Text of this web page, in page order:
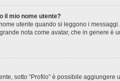
il mio nome utente?
utente quando si leggono i
nota come avatar, che in genere è
sotto “Profilo” è possibile